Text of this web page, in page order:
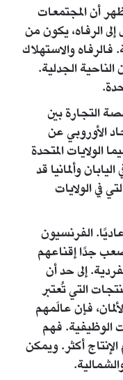
أن المجتمعات
الرفاه، يكون من
فالرفاه والاستهلاك
الناحية الجدلية.
التجارة بين
الأوروبي عن
الولايات المتحدة
وألمانيا قد
في الولايات
الفرنسيون
جدًا إقناعهم
إلى حد أن
التي تُعتبر
فإن عالَمهم
الوظيفية. فهم
أكثر. ويمكن